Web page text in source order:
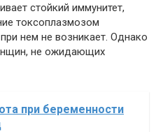
стойкий иммунитет,
токсоплазмозом
нем не возникает. Однако
не ожидающих
при беременности